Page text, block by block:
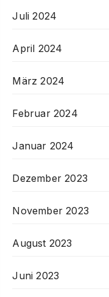
Juli 2024
April 2024
März 2024
Februar 2024
Januar 2024
Dezember 2023
November 2023
August 2023
Juni 2023